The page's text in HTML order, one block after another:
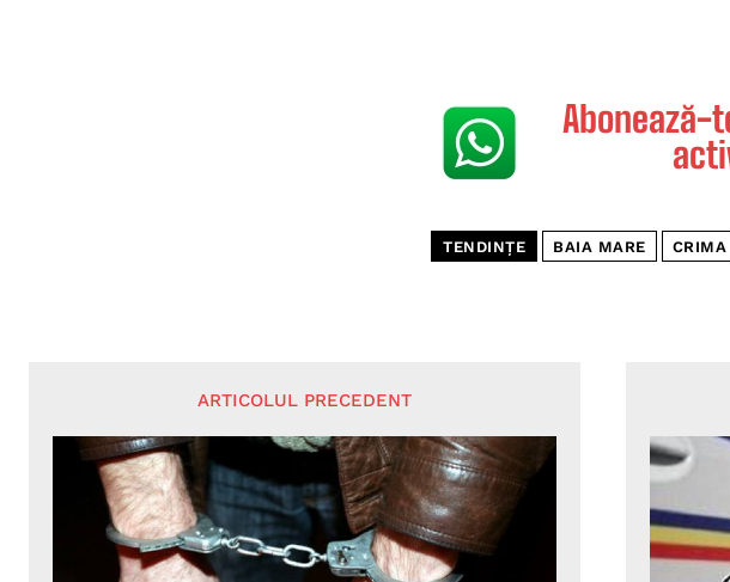
Abonează-
TENDINȚE BAIA MARE CRIMA
ARTICOLUL PRECEDENT